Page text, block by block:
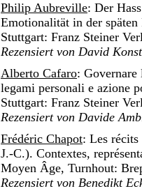
Philip Aubreville: Der
Emotionalität in der
Stuttgart: Franz Steiner
Rezensiert von David
Alberto Cafaro:
legami personali e azione
Stuttgart: Franz Steiner
Rezensiert von Davide
Frédéric Chapot: Les récits
J.-C.). Contextes,
Moyen Âge, Turnhout:
Rezensiert von Benedikt